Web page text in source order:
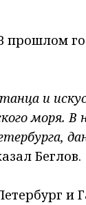
прошлом
и
моря. В
Беглов.
и